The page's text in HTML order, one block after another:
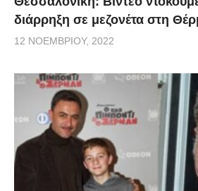
διάρρηξη σε μεζονέτα στη
12 ΝΟΕΜΒΡΊΟΥ, 2022